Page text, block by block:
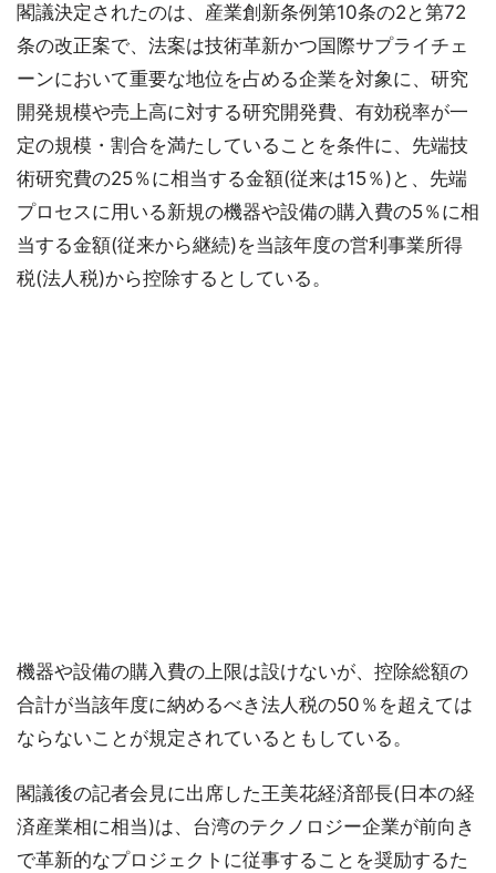
閣議決定されたのは、産業創新条例第10条の2と第72
条の改正案で、法案は技術革新かつ国際サプライチェ
ーンにおいて重要な地位を占める企業を対象に、研究
開発規模や売上高に対する研究開発費、有効税率が一
定の規模・割合を満たしていることを条件に、先端技
術研究費の25％に相当する金額(従来は15％)と、先端
プロセスに用いる新規の機器や設備の購入費の5％に相
当する金額(従来から継続)を当該年度の営利事業所得
税(法人税)から控除するとしている。
機器や設備の購入費の上限は設けないが、控除総額の
合計が当該年度に納めるべき法人税の50％を超えては
ならないことが規定されているともしている。
閣議後の記者会見に出席した王美花経済部長(日本の経
済産業相に相当)は、台湾のテクノロジー企業が前向き
で革新的なプロジェクトに従事することを奨励するた